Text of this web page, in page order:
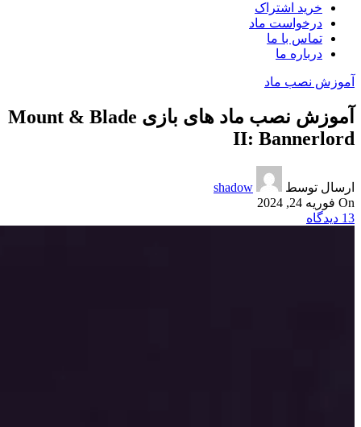
خرید اشتراک
درخواست ماد
تماس با ما
درباره ما
آموزش نصب ماد
آموزش نصب ماد های بازی Mount & Blade
II: Bannerlord
ارسال توسط
shadow
On فوریه 24, 2024
13 دیدگاه